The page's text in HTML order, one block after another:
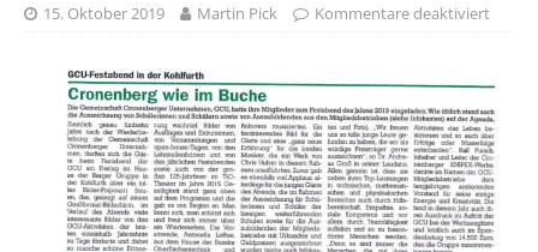
15. Oktober 2019 Martin Pick Kommentare deaktiviert